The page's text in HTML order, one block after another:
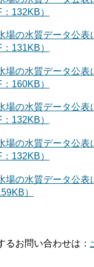
132KB）
場の水質データ公表
131KB）
場の水質データ公表
160KB）
場の水質データ公表
132KB）
場の水質データ公表
132KB）
場の水質データ公表
）
るお問い合わせは：